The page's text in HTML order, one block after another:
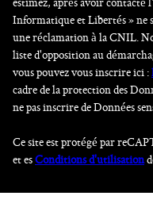
Informatique et Libertés » ne
une réclamation à la CNIL.
liste d'opposition au
vous pouvez vous inscrire ici :
cadre de la protection des
ne pas inscrire de Données
Ce site est protégé par
et esConditions d'utilisation